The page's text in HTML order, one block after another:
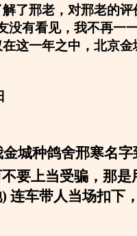
了邢老，对邢老的
有看见，我不再一一
这一年之中，北京
城种鸽舍邢寒名
要上当受骗，那
) 连车带人当场扣下